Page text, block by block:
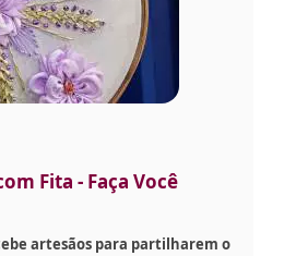
Fita - Faça Você
artesãos para partilharem o